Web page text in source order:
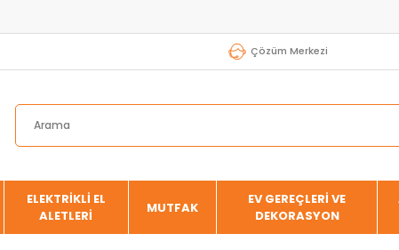
Çözüm Merkezi
ELEKTRİKLİ EL
ALETLERİ
MUTFAK
EV GEREÇLERİ VE
DEKORASYON